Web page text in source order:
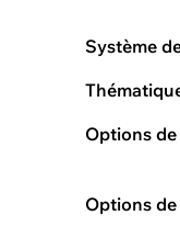
Système
Options
Options